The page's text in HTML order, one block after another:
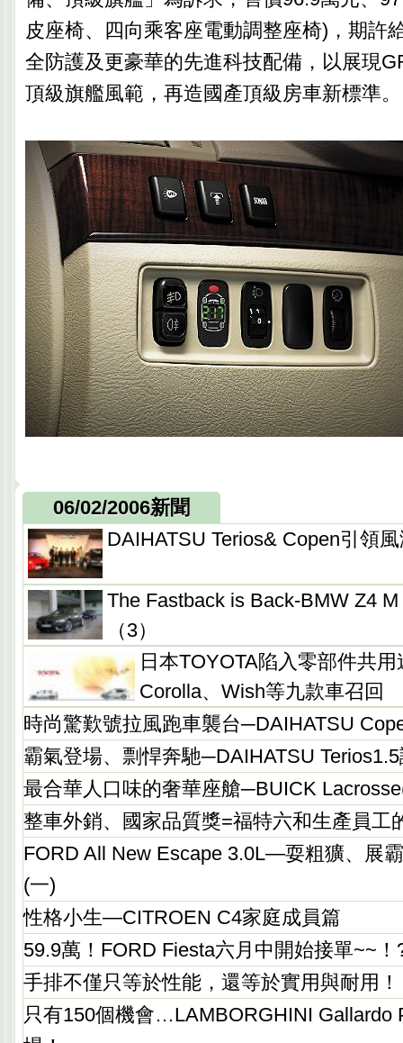
皮座椅、四向乘客座電動調整座椅)，期許
全防護及更豪華的先進科技配備，以展現
頂級旗艦風範，再造國產頂級房車新標準。
06/02/2006新聞
DAIHATSU Terios& Copen引領
The Fastback is Back-BMW Z4
（3）
日本TOYOTA陷入零部件共
Corolla、Wish等九款車召回
時尚驚歎號拉風跑車襲台─DAIHATSU
霸氣登場、剽悍奔馳─DAIHATSU
最合華人口味的奢華座艙─BUICK
整車外銷、國家品質獎=福特六和生產員工
FORD All New Escape 3.0L—耍粗獷、展
(一)
性格小生—CITROEN C4家庭成員篇
59.9萬！FORD Fiesta六月中開始接單~~！
手排不僅只等於性能，還等於實用與耐用！
只有150個機會…LAMBORGHINI Gallardo